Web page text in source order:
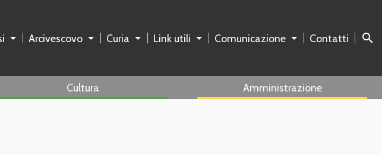
Arcivescovo Curia Link utili Comunicazione Contatti search
Cultura Amministrazione